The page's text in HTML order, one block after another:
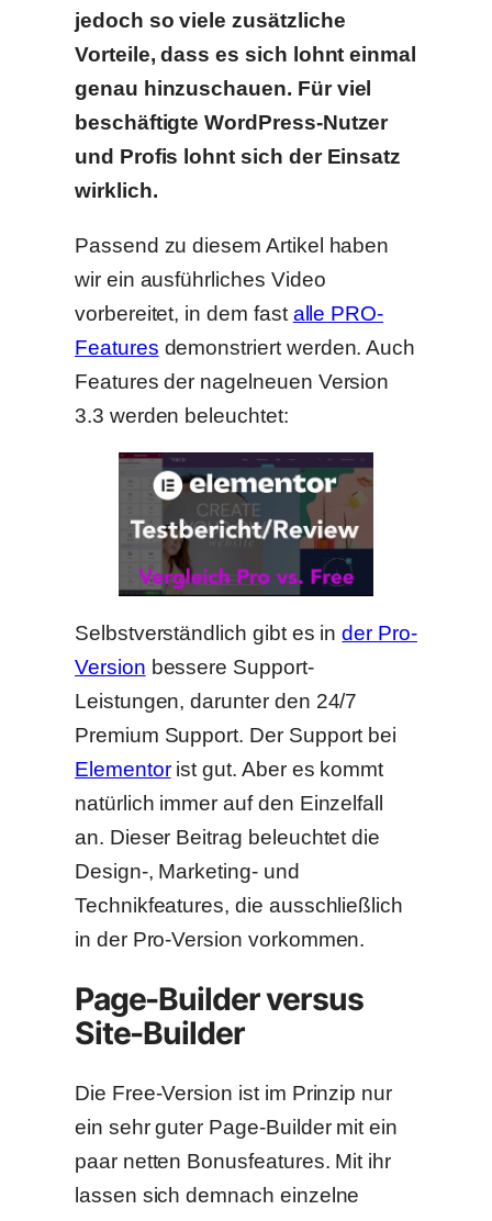
jedoch so viele zusätzliche
Vorteile, dass es sich lohnt einmal
genau hinzuschauen. Für viel
beschäftigte WordPress-Nutzer
und Profis lohnt sich der Einsatz
wirklich.
Passend zu diesem Artikel haben
wir ein ausführliches Video
vorbereitet, in dem fast alle PRO-
Features demonstriert werden. Auch
Features der nagelneuen Version
3.3 werden beleuchtet:
Selbstverständlich gibt es inder Pro-
Version bessere Support-
Leistungen, darunter den 24/7
Premium Support. Der Support bei
Elementorist gut. Aber es kommt
natürlich immer auf den Einzelfall
an. Dieser Beitrag beleuchtet die
Design-, Marketing- und
Technikfeatures, die ausschließlich
in der Pro-Version vorkommen.
Page-Builder versus
Site-Builder
Die Free-Version ist im Prinzip nur
ein sehr guter Page-Builder mit ein
paar netten Bonusfeatures. Mit ihr
lassen sich demnach einzelne